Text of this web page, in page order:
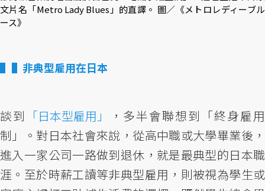
文片名「Metro Lady Blues」的直譯。 圖／《メトロレディーブル
ース》
▌非典型雇用在日本
談到 「日本型雇用」
，多半會聯想到「終身雇用
制」。對日本社會來說，從高中職或大學畢業後，
進入一家公司一路做到退休，就是最典型的日本職
涯。至於時薪工讀等非典型雇用，則被視為學生或